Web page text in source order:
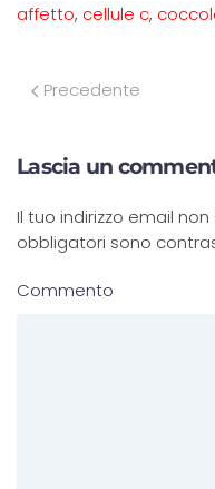
affetto, cellule c,
Precedente
Lascia un
Il tuo indirizzo email
obbligatori sono
Commento